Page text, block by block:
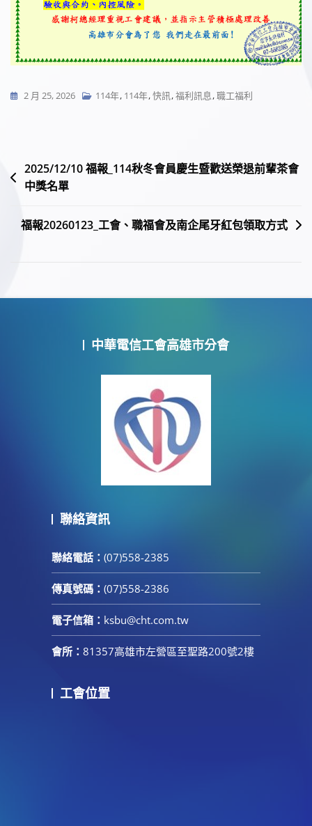
2 月 25, 2026 114年, 114年,快訊,福利訊息,職工福利
文
覽
2025/12/10 福報_114秋冬會員慶生暨歡送榮退前輩茶會
中獎名單
福報20260123_工會、職福會及南企尾牙紅包領取方式
中華電信工會高雄市分會
聯絡資訊
聯絡電話： (07)558-2385
傳真號碼： (07)558-2386
電子信箱： ksbu@cht.com.tw
會所： 81357高雄市左營區至聖路200號2樓
工會位置